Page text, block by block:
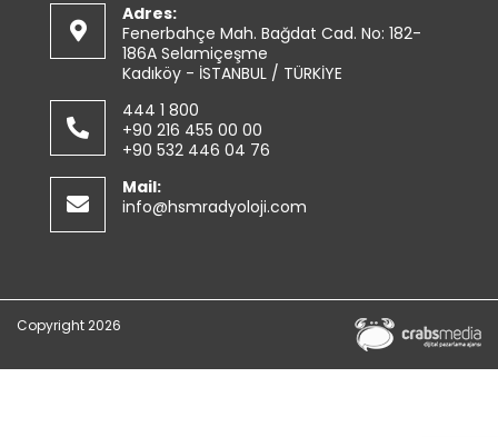
Adres:
Fenerbahçe Mah. Bağdat Cad. No: 182-
186A Selamiçeşme
Kadıköy - İSTANBUL / TÜRKİYE
444 1 800
+90 216 455 00 00
+90 532 446 04 76
Mail:
info@hsmradyoloji.com
Copyright 2026